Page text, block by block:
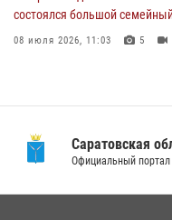
состоялся большой
08 июля 2026, 11:03 5
29 июля 2026, 13:30 8
домой потерявшейся
Саратовская
Официальный портал